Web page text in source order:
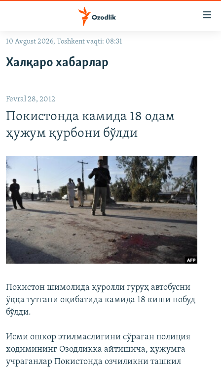
Асосий
навигацияга
Қидиришга
ўтинг
OZODVIDEO
На русском
ИЖТИМОИЙ ТАРМОҚЛАР
Озодлик бошқа тилларда
10 Avgust 2026, Toshkent vaqti: 08:31
Халқаро хабарлар
Fevral 28, 2012
Покистонда камида 18 одам
ҳужум қурбони бўлди
Покистон шимолида қуролли гуруҳ автобусни
ўққа тутгани оқибатида камида 18 киши нобуд
бўлди.
Исми ошкор этилмаслигини сўраган полиция
ходимининг Озодликка айтишича, ҳужумга
учраганлар Покистонда озчиликни ташкил